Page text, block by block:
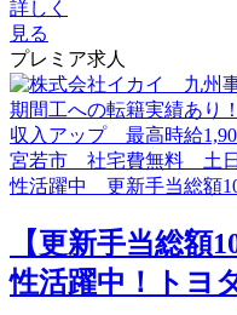
詳しく
見る
プレミア求人
【更新手当総額
性活躍中！トヨ